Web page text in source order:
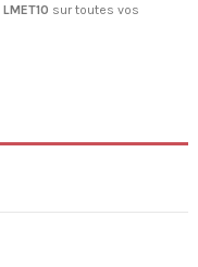
LMET10 sur toutes vos